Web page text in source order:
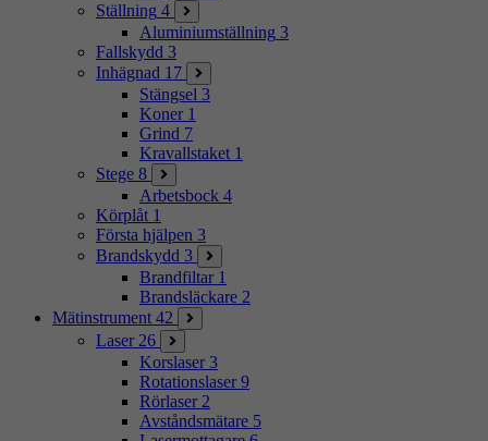
Ställning 4
Aluminiumställning 3
Fallskydd 3
Inhägnad 17
Stängsel 3
Koner 1
Grind 7
Kravallstaket 1
Stege 8
Arbetsbock 4
Körplåt 1
Första hjälpen 3
Brandskydd 3
Brandfiltar 1
Brandsläckare 2
Mätinstrument 42
Laser 26
Korslaser 3
Rotationslaser 9
Rörlaser 2
Avståndsmätare 5